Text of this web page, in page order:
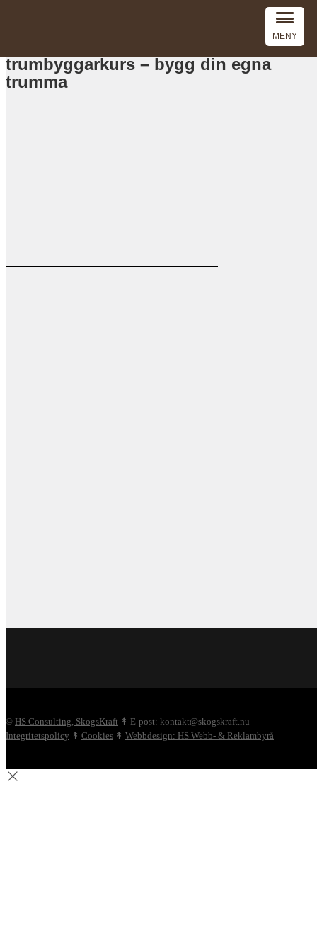
MENY
trumbyggarkurs – bygg din egna
trumma
© HS Consulting, SkogsKraft ↟ E-post: kontakt@skogskraft.nu
Integritetspolicy ↟ Cookies ↟ Webbdesign: HS Webb- & Reklambyrå